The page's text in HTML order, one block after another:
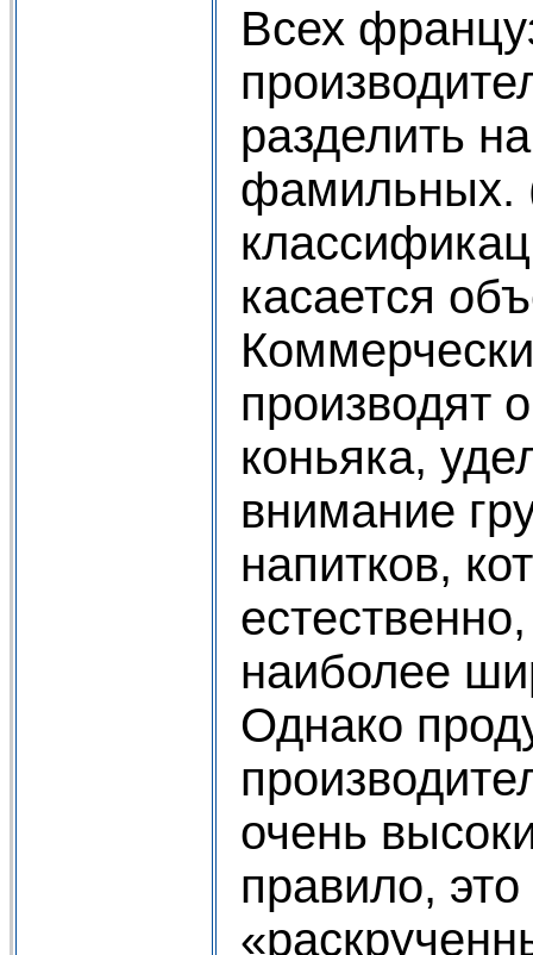
Всех
разделить
фамильных.
касается
производят
коньяка,
внимание
напитков,
наиболее
Однако
очень
правило,